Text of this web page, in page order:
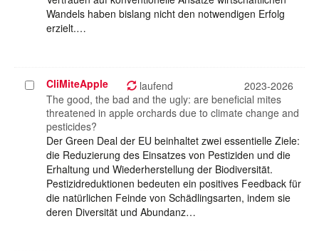
Wandels haben bislang nicht den notwendigen Erfolg
erzielt.…
Projekt
auswählen
CliMiteApple laufend
2023-2026
The good, the bad and the ugly: are beneficial mites
threatened in apple orchards due to climate change and
pesticides?
Der Green Deal der EU beinhaltet zwei essentielle Ziele:
die Reduzierung des Einsatzes von Pestiziden und die
Erhaltung und Wiederherstellung der Biodiversität.
Pestizidreduktionen bedeuten ein positives Feedback für
die natürlichen Feinde von Schädlingsarten, indem sie
deren Diversität und Abundanz…